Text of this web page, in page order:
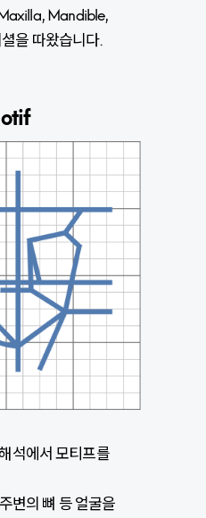
Mandible,
을 따왔습니다.
석에서 모티프를
변의 뼈 등 얼굴을